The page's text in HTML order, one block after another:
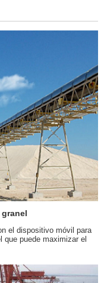
el dispositivo móvil para
que puede maximizar el